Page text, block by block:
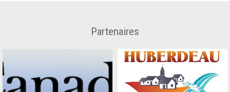
Partenaires